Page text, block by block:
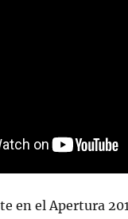
en el Apertura